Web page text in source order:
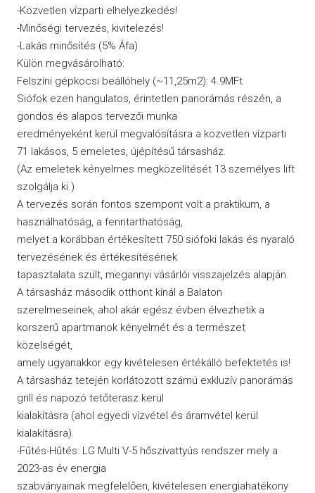
-Közvetlen vízparti elhelyezkedés!
-Minőségi tervezés, kivitelezés!
-Lakás minősítés (5% Áfa)
Külön megvásárolható:
Felszíni gépkocsi beállóhely (~11,25m2): 4.9MFt
Siófok ezen hangulatos, érintetlen panorámás részén, a
gondos és alapos tervezői munka
eredményeként kerül megvalósításra a közvetlen vízparti
71 lakásos, 5 emeletes, újépítésű társasház.
(Az emeletek kényelmes megközelítését 13 személyes lift
szolgálja ki.)
A tervezés során fontos szempont volt a praktikum, a
használhatóság, a fenntarthatóság,
melyet a korábban értékesített 750 siófoki lakás és nyaraló
tervezésének és értékesítésének
tapasztalata szült, megannyi vásárlói visszajelzés alapján.
A társasház második otthont kínál a Balaton
szerelmeseinek, ahol akár egész évben élvezhetik a
korszerű apartmanok kényelmét és a természet
közelségét,
amely ugyanakkor egy kivételesen értékálló befektetés is!
A társasház tetején korlátozott számú exkluzív panorámás
grill és napozó tetőterasz kerül
kialakításra (ahol egyedi vízvétel és áramvétel kerül
kialakításra).
-Fűtés-Hűtés: LG Multi V-5 hőszivattyús rendszer mely a
2023-as év energia
szabványainak megfelelően, kivételesen energiahatékony